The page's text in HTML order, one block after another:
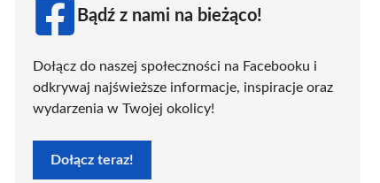
Bądź z nami na bieżąco!
Dołącz do naszej społeczności na Facebooku i
odkrywaj najświeższe informacje, inspiracje oraz
wydarzenia w Twojej okolicy!
Dołącz teraz!